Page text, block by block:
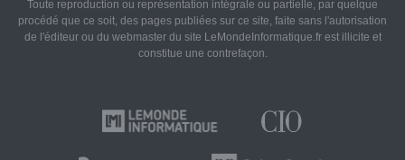
Toute reproduction ou représentation intégrale ou partielle, par quelque
procédé que ce soit, des pages publiées sur ce site, faite sans l'autorisation
de l'éditeur ou du webmaster du site LeMondeInformatique.fr est illicite et
constitue une contrefaçon.